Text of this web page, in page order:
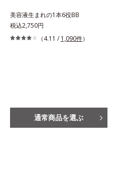
美容液生まれの1本6役BB
税込2,750円
（4.11 / 1,090件）
通常商品を選ぶ